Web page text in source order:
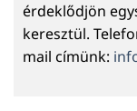
érdeklődjön
keresztül.
mail címünk: